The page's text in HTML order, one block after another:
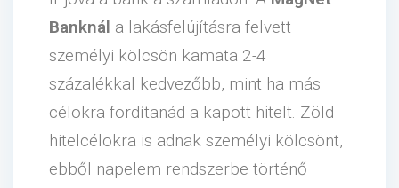
Banknál a lakásfelújításra felvett
személyi kölcsön kamata 2-4
százalékkal kedvezőbb, mint ha más
célokra fordítanád a kapott hitelt. Zöld
hitelcélokra is adnak személyi kölcsönt,
ebből napelem rendszerbe történő